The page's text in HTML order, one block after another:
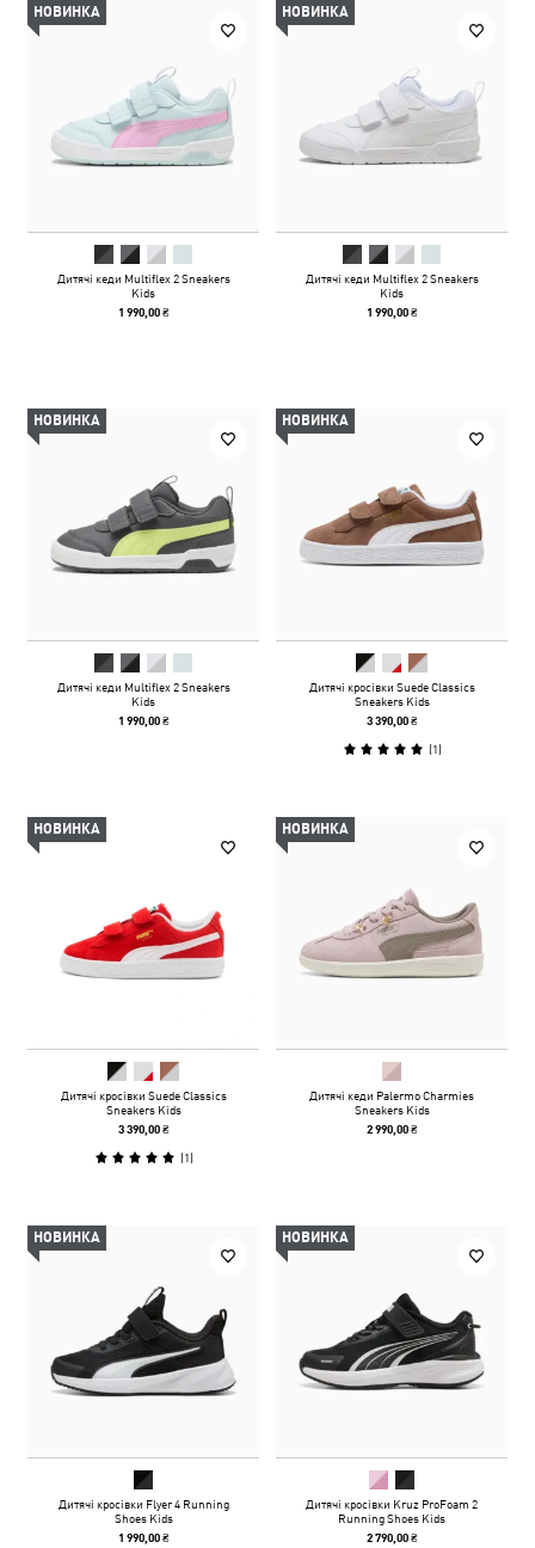
НОВИНКА
Дитячі кеди Multiflex 2 Sneakers
Kids
1 990,00 ₴
НОВИНКА
Дитячі кеди Multiflex 2 Sneakers
Kids
1 990,00 ₴
НОВИНКА
Дитячі кеди Multiflex 2 Sneakers
Kids
1 990,00 ₴
НОВИНКА
Дитячі кросівки Suede Classics
Sneakers Kids
3 390,00 ₴
(1)
НОВИНКА
Дитячі кросівки Suede Classics
Sneakers Kids
3 390,00 ₴
(1)
НОВИНКА
Дитячі кеди Palermo Charmies
Sneakers Kids
2 990,00 ₴
НОВИНКА
Дитячі кросівки Flyer 4 Running
Shoes Kids
1 990,00 ₴
НОВИНКА
Дитячі кросівки Kruz ProFoam 2
Running Shoes Kids
2 790,00 ₴